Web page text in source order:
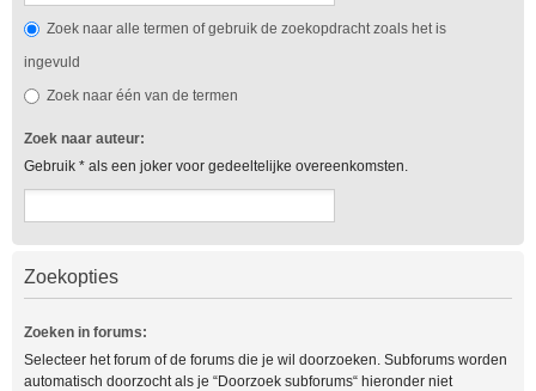
Zoek naar alle termen of gebruik de zoekopdracht zoals het is
ingevuld
Zoek naar één van de termen
Zoek naar auteur:
Gebruik * als een joker voor gedeeltelijke overeenkomsten.
Zoekopties
Zoeken in forums:
Selecteer het forum of de forums die je wil doorzoeken. Subforums worden
automatisch doorzocht als je “Doorzoek subforums“ hieronder niet